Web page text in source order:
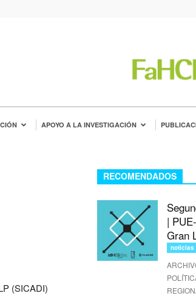
APOYO A LA INVESTIGACIÓN
(SICADI)
RECOMENDADOS
|
Gran
noticias